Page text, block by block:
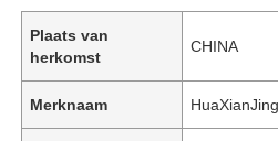
Plaats van
herkomst
CHINA
Merknaam HuaXianJing